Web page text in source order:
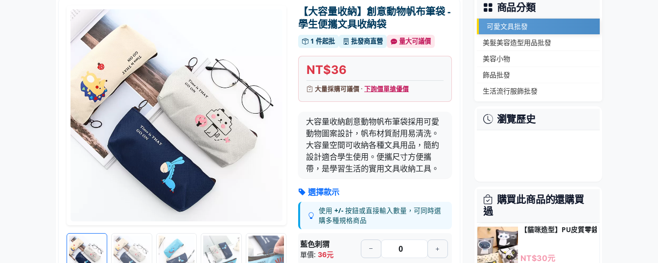
【大容量收納】創意動物帆布筆袋 -
學生便攜文具收納袋
1 件起批 批發商直營 量大可議價
NT$36
大量採購可議價 ·下詢價單搶優價
大容量收納創意動物帆布筆袋採用可愛
動物圖案設計，帆布材質耐用易清洗。
大容量空間可收納各種文具用品，簡約
設計適合學生使用。便攜尺寸方便攜
帶，是學習生活的實用文具收納工具。
選擇款示
使用+/- 按鈕或直接輸入數量，可同時選
購多種規格商品
藍色刺猬
單價:36元
商品分類
可愛文具批發
美髮美容造型用品批發
美容小物
飾品批發
生活流行服飾批發
瀏覽歷史
購買此商品的還購買
過
【貓咪造型】PU皮質零錢包 - 多功能鑰匙小
NT$30元